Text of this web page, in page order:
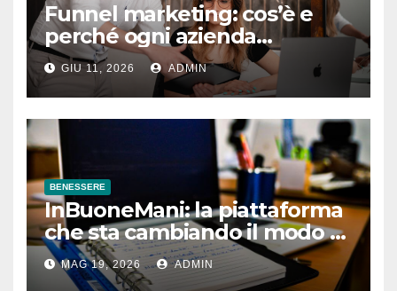
Funnel marketing: cos’è e
perché ogni azienda
dovrebbe implementarlo
GIU 11, 2026 ADMIN
BENESSERE
InBuoneMani: la piattaforma
che sta cambiando il modo di
prenotare osteopati e
fisioterapisti
MAG 19, 2026 ADMIN